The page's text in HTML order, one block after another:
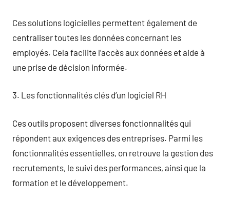
Ces solutions logicielles permettent également de
centraliser toutes les données concernant les
employés. Cela facilite l’accès aux données et aide à
une prise de décision informée.
3. Les fonctionnalités clés d’un logiciel RH
Ces outils proposent diverses fonctionnalités qui
répondent aux exigences des entreprises. Parmi les
fonctionnalités essentielles, on retrouve la gestion des
recrutements, le suivi des performances, ainsi que la
formation et le développement.